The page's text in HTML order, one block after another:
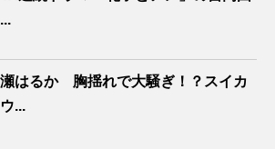
はるか 胸揺れで大騒ぎ！？スイカ
...